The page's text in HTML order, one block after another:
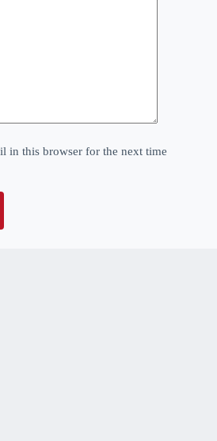
in this browser for the next time